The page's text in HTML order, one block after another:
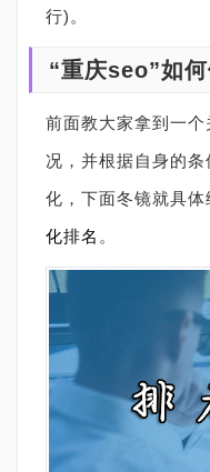
行)。
“重庆seo”如
前面教大家拿到一
况，并根据自身的条
化，下面冬镜就具
化排名 。